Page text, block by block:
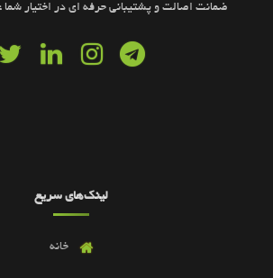
ضمانت اصالت و پشتیبانی حرفه ای در اختیار شما
لینک‌های سریع
خانه